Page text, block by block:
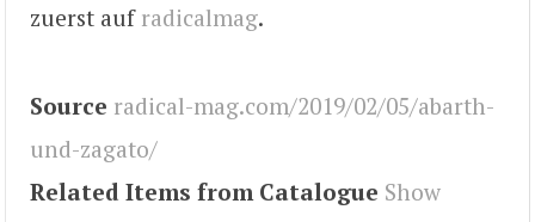
zuerst auf radicalmag.
Source radical-mag.com/2019/02/05/abarth-
und-zagato/
Related Items from Catalogue Show